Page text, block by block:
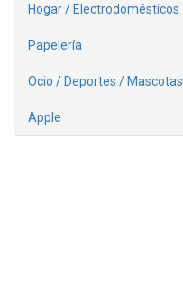
Hogar / Electrodomésticos
Papelería
Ocio / Deportes / Mascotas
Apple